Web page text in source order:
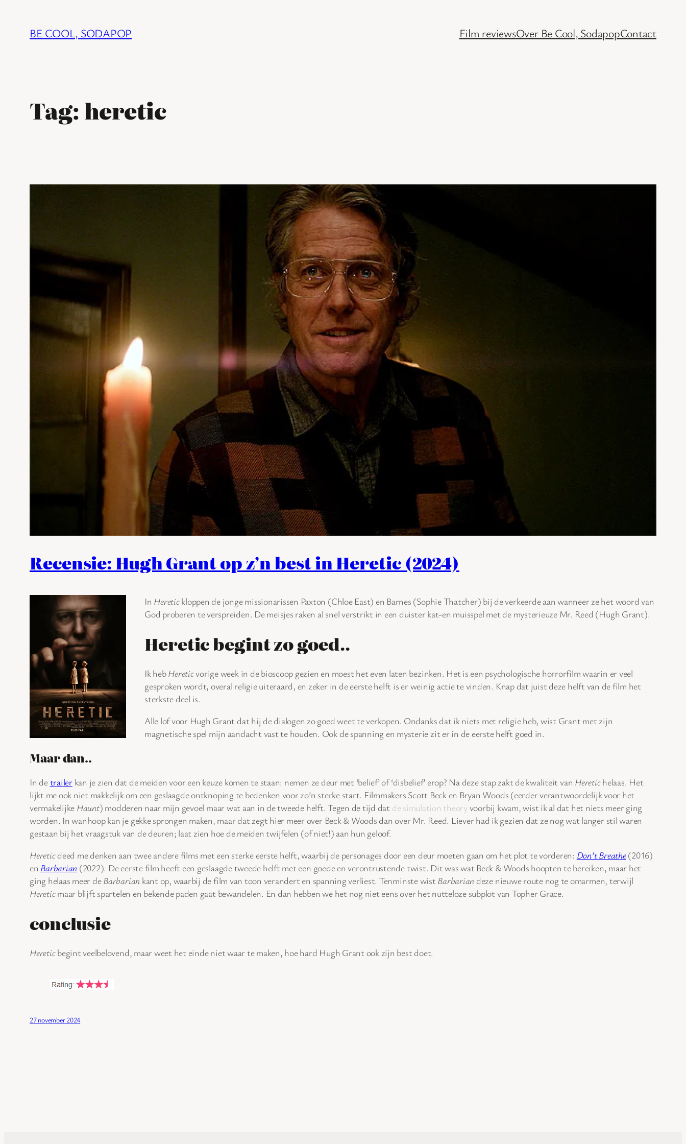
BE COOL, SODAPOP Film reviewsOver Be Cool, SodapopContact
Tag:heretic
Recensie: Hugh Grant op z’n best in Heretic (2024)
In Heretickloppen de jonge missionarissen Paxton (Chloe East) en Barnes (Sophie Thatcher) bij de verkeerde aan wanneer ze het woord van
God proberen te verspreiden. De meisjes raken al snel verstrikt in een duister kat-en muisspel met de mysterieuze Mr. Reed (Hugh Grant).
Heretic begint zo goed..
Ik hebHereticvorige week in de bioscoop gezien en moest het even laten bezinken. Het is een psychologische horrorfilm waarin er veel
gesproken wordt, overal religie uiteraard, en zeker in de eerste helft is er weinig actie te vinden. Knap dat juist deze helft van de film het
sterkste deel is.
Alle lof voor Hugh Grant dat hij de dialogen zo goed weet te verkopen. Ondanks dat ik niets met religie heb, wist Grant met zijn
magnetische spel mijn aandacht vast te houden. Ook de spanning en mysterie zit er in de eerste helft goed in.
Maar dan..
In detrailerkan je zien dat de meiden voor een keuze komen te staan: nemen ze deur met ‘belief’ of ‘disbelief’ erop? Na deze stap zakt de kwaliteit van Heretichelaas. Het
lijkt me ook niet makkelijk om een geslaagde ontknoping te bedenken voor zo’n sterke start. Filmmakers Scott Beck en Bryan Woods (eerder verantwoordelijk voor het
vermakelijke Haunt) modderen naar mijn gevoel maar wat aan in de tweede helft. Tegen de tijd dat de simulation theoryvoorbij kwam, wist ik al dat het niets meer ging
worden. In wanhoop kan je gekke sprongen maken, maar dat zegt hier meer over Beck & Woods dan over Mr. Reed. Liever had ik gezien dat ze nog wat langer stil waren
gestaan bij het vraagstuk van de deuren; laat zien hoe de meiden twijfelen (of niet!) aan hun geloof.
Hereticdeed me denken aan twee andere films met een sterke eerste helft, waarbij de personages door een deur moeten gaan om het plot te vorderen: Don’t Breathe(2016)
en Barbarian (2022). De eerste film heeft een geslaagde tweede helft met een goede en verontrustende twist. Dit was wat Beck & Woods hoopten te bereiken, maar het
ging helaas meer deBarbarian kant op, waarbij de film van toon verandert en spanning verliest. Tenminste wist Barbariandeze nieuwe route nog te omarmen, terwijl
Hereticmaar blijft spartelen en bekende paden gaat bewandelen. En dan hebben we het nog niet eens over het nutteloze subplot van Topher Grace.
conclusie
Hereticbegint veelbelovend, maar weet het einde niet waar te maken, hoe hard Hugh Grant ook zijn best doet.
27 november 2024